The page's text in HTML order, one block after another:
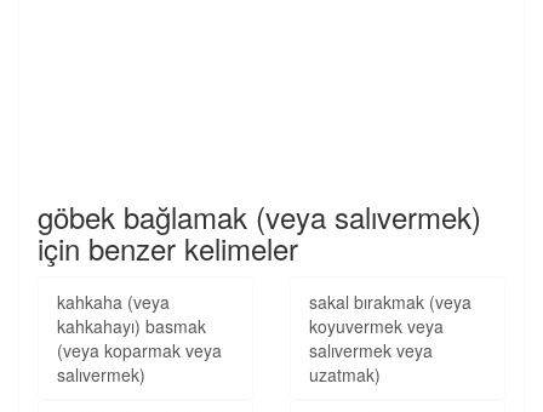
göbek bağlamak (veya salıvermek)
için benzer kelimeler
kahkaha (veya
kahkahayı) basmak
(veya koparmak veya
salıvermek)
sakal bırakmak (veya
koyuvermek veya
salıvermek veya
uzatmak)